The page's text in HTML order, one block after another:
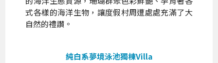
式各樣的海洋生物，讓度假村周遭處處充滿了大
自然的禮讚。
純白系夢境泳池獨棟Villa